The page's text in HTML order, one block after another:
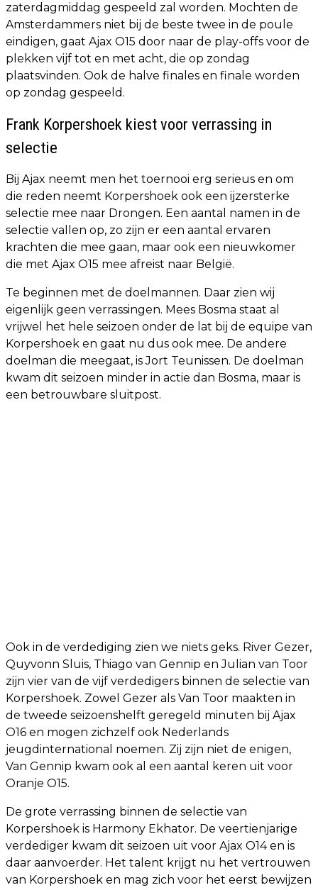
zaterdagmiddag gespeeld zal worden. Mochten de
Amsterdammers niet bij de beste twee in de poule
eindigen, gaat Ajax O15 door naar de play-offs voor de
plekken vijf tot en met acht, die op zondag
plaatsvinden. Ook de halve finales en finale worden
op zondag gespeeld.
Frank Korpershoek kiest voor verrassing in
selectie
Bij Ajax neemt men het toernooi erg serieus en om
die reden neemt Korpershoek ook een ijzersterke
selectie mee naar Drongen. Een aantal namen in de
selectie vallen op, zo zijn er een aantal ervaren
krachten die mee gaan, maar ook een nieuwkomer
die met Ajax O15 mee afreist naar België.
Te beginnen met de doelmannen. Daar zien wij
eigenlijk geen verrassingen. Mees Bosma staat al
vrijwel het hele seizoen onder de lat bij de equipe van
Korpershoek en gaat nu dus ook mee. De andere
doelman die meegaat, is Jort Teunissen. De doelman
kwam dit seizoen minder in actie dan Bosma, maar is
een betrouwbare sluitpost.
Ook in de verdediging zien we niets geks. River Gezer,
Quyvonn Sluis, Thiago van Gennip en Julian van Toor
zijn vier van de vijf verdedigers binnen de selectie van
Korpershoek. Zowel Gezer als Van Toor maakten in
de tweede seizoenshelft geregeld minuten bij Ajax
O16 en mogen zichzelf ook Nederlands
jeugdinternational noemen. Zij zijn niet de enigen,
Van Gennip kwam ook al een aantal keren uit voor
Oranje O15.
De grote verrassing binnen de selectie van
Korpershoek is Harmony Ekhator. De veertienjarige
verdediger kwam dit seizoen uit voor Ajax O14 en is
daar aanvoerder. Het talent krijgt nu het vertrouwen
van Korpershoek en mag zich voor het eerst bewijzen